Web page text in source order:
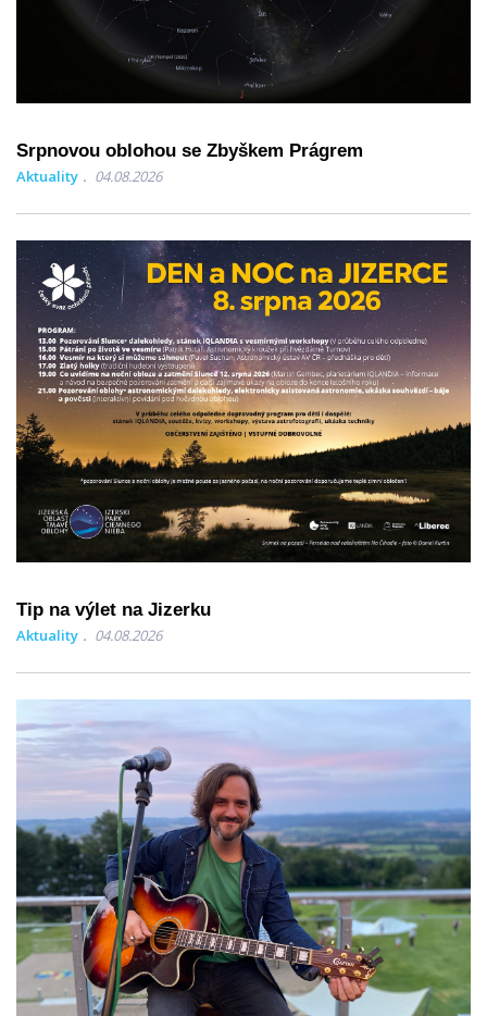
Srpnovou oblohou se Zbyškem Prágrem
Aktuality 04.08.2026
Tip na výlet na Jizerku
Aktuality 04.08.2026